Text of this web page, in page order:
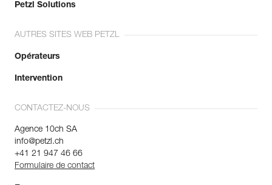
Petzl Solutions
AUTRES SITES WEB PETZL
Opérateurs
Intervention
CONTACTEZ-NOUS
Agence 10ch SA
info@petzl.ch
+41 21 947 46 66
Formulaire de contact